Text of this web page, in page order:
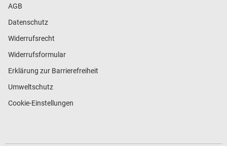
AGB
Datenschutz
Widerrufsrecht
Widerrufsformular
Erklärung zur Barrierefreiheit
Umweltschutz
Cookie-Einstellungen